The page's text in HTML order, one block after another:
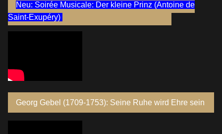
Neu: Soirée Musicale: Der kleine Prinz (Antoine de
Saint-Exupéry)
Georg Gebel (1709-1753): Seine Ruhe wird Ehre sein